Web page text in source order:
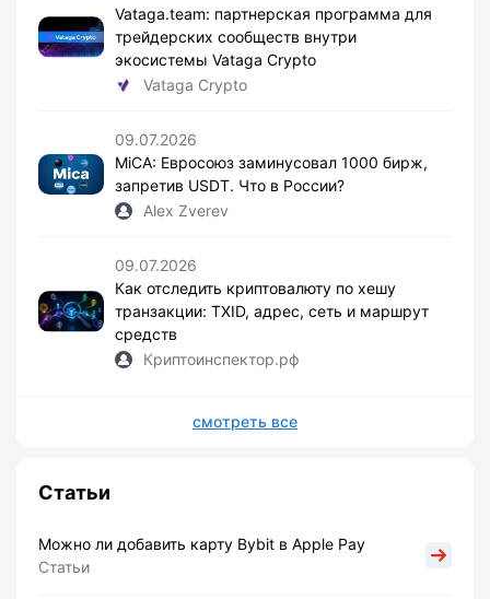
Vataga.team: партнерская программа для
трейдерских сообществ внутри
экосистемы Vataga Crypto
Vataga Crypto
09.07.2026
MiCA: Евросоюз заминусовал 1000 бирж,
запретив USDT. Что в России?
Alex Zverev
09.07.2026
Как отследить криптовалюту по хешу
транзакции: TXID, адрес, сеть и маршрут
средств
Криптоинспектор.рф
смотреть все
Статьи
Можно ли добавить карту Bybit в Apple Pay
Статьи